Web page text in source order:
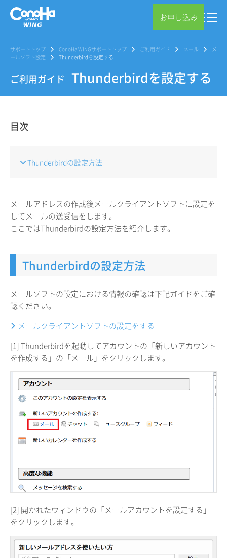
お申し込み
サポートトップ ConoHa WINGサポートトップ ご利用ガイド メール
メ
ールソフト設定
Thunderbirdを設定する
ご利用ガイド Thunderbirdを設定する
目次
Thunderbirdの設定方法
メールアドレスの作成後メールクライアントソフトに設定を
してメールの送受信をします。
ここではThunderbirdの設定方法を紹介します。
Thunderbirdの設定方法
メールソフトの設定における情報の確認は下記ガイドをご確
認ください。
メールクライアントソフトの設定をする
[1] Thunderbirdを起動してアカウントの「新しいアカウント
を作成する」の「メール」をクリックします。
[2] 開かれたウィンドウの「メールアカウントを設定する」
をクリックします。